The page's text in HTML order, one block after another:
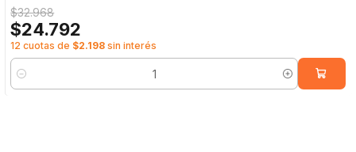
$32.968
$24.792
12 cuotas de $2.198 sin interés
Cantidad